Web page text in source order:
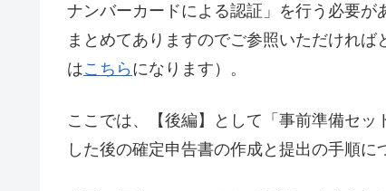
ナンバーカードによる認証」を行う必要
まとめてありますのでご参照いただけれ
はこちら になります）。
ここでは、【後編】として「事前準備セ
した後の確定申告書の作成と提出の手順に